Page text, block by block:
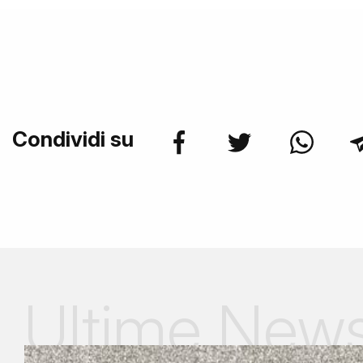
Condividi su
Ultime